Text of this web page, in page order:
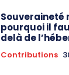
Souveraineté
pourquoi il
delà de
Contributions